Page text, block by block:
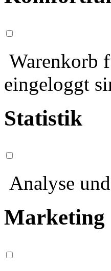
Warenkorb
eingeloggt
Statistik
Analyse
Marketing